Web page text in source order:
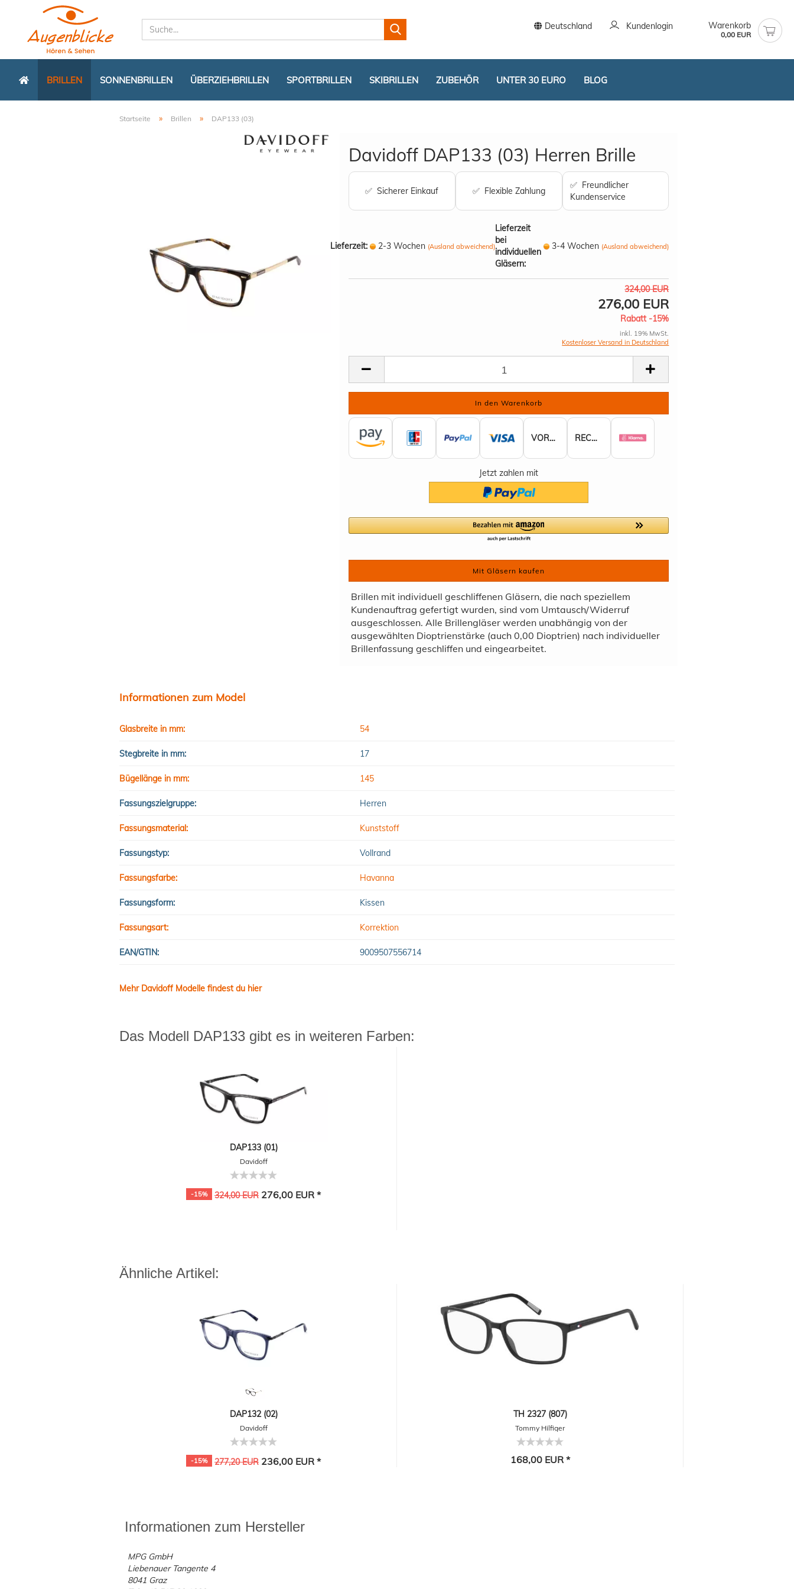
Deutschland
Lieferland
Kundenlogin
Konto erstellen
Warenkorb
0,00 EUR
BRILLEN SONNENBRILLEN ÜBERZIEHBRILLEN SPORTBRILLEN SKIBRILLEN ZUBEHÖR UNTER 30 EURO BLOG
Startseite » Brillen » DAP133 (03)
Davidoff DAP133 (03) Herren Brille
✅ Sicherer Einkauf ✅ Flexible Zahlung
✅ Freundlicher
Kundenservice
Lieferzeit: 2-3 Wochen (Ausland abweichend)
Lieferzeit
bei
individuellen
Gläsern:
3-4 Wochen (Ausland abweichend)
324,00 EUR
276,00 EUR
Rabatt -15%
inkl. 19% MwSt.
Kostenloser Versand in Deutschland
VORKASSE RECHNUNG
Jetzt zahlen mit
Mit Gläsern kaufen
Brillen mit individuell geschliffenen Gläsern, die nach speziellem
Kundenauftrag gefertigt wurden, sind vom Umtausch/Widerruf
ausgeschlossen. Alle Brillengläser werden unabhängig von der
ausgewählten Dioptrienstärke (auch 0,00 Dioptrien) nach individueller
Brillenfassung geschliffen und eingearbeitet.
Informationen zum Model
Glasbreite in mm: 54
Stegbreite in mm: 17
Bügellänge in mm: 145
Fassungszielgruppe: Herren
Fassungsmaterial: Kunststoff
Fassungstyp: Vollrand
Fassungsfarbe: Havanna
Fassungsform: Kissen
Fassungsart: Korrektion
EAN/GTIN: 9009507556714
Mehr Davidoff Modelle findest du hier
Das Modell DAP133 gibt es in weiteren Farben:
DAP133 (01)
Davidoff
-15% 324,00 EUR 276,00 EUR *
Ähnliche Artikel:
DAP132 (02)
Davidoff
-15% 277,20 EUR 236,00 EUR *
TH 2327 (807)
Tommy Hilfiger
168,00 EUR *
Informationen zum Hersteller
MPG GmbH
Liebenauer Tangente 4
8041 Graz